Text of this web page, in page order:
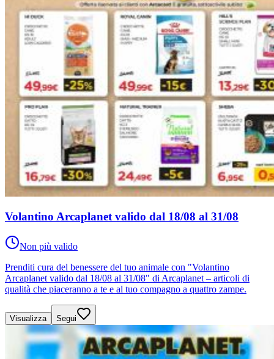
Volantino Arcaplanet valido dal 18/08 al 31/08
Non più valido
Prenditi cura del benessere del tuo animale con "Volantino
Arcaplanet valido dal 18/08 al 31/08" di Arcaplanet – articoli di
qualità che piaceranno a te e al tuo compagno a quattro zampe.
Visualizza Segui